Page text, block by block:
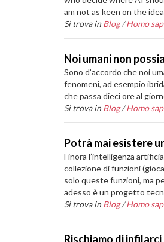
am not as keen on the
Si trova in Blog /Homo
Noi umani non
Sono d’accordo che noi
fenomeni, ad esempio
che passa dieci ore al
Si trova in Blog /Homo
Potrà mai esistere
Finora l’intelligenza
collezione di funzioni
solo queste funzioni, ma
adesso è un progetto
Si trova in Blog /Homo
Rischiamo di